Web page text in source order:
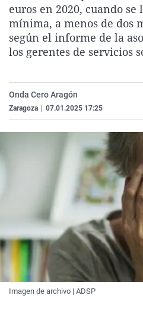
euros en 2020, cuando se
mínima, a menos de dos
según el informe de la
los gerentes de servicios
Onda Cero Aragón
Zaragoza 07.01.2025 17:25
Imagen de archivo | ADSP